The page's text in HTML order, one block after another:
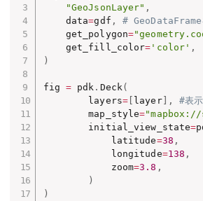
"GeoJsonLayer" ,
    data
=gdf ,
# GeoDataFrame
    get_polygon
=
    get_fill_color
= 'color' ,
)
fig = pdk . Deck (
        layers
= [ layer] ,
#表
        map_style
=
        initial_view_state
=
            latitude
=38 ,
            longitude
=138 ,
            zoom
=3.8 ,
)
)